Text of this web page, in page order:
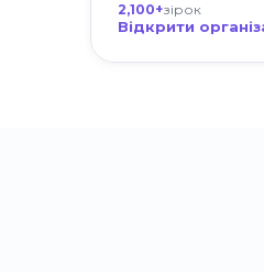
2,100+зірок
Відкрити